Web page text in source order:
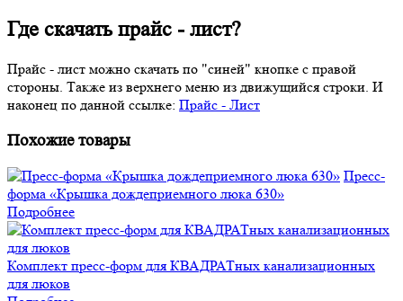
Где скачать прайс - лист?
Прайс - лист можно скачать по "синей" кнопке с правой
стороны. Также из верхнего меню из движущийся строки. И
наконец по данной ссылке: Прайс - Лист
Похожие товары
Пресс-
форма «Крышка дождеприемного люка 630»
Подробнее
Комплект пресс-форм для КВАДРАТных канализационных
для люков